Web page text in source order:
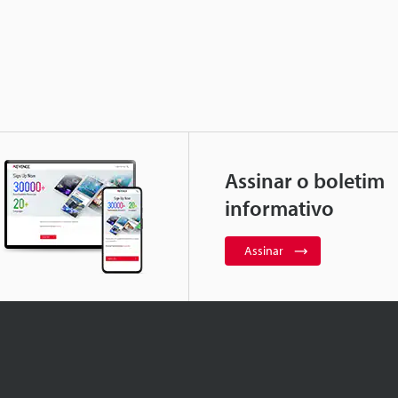
Assinar o boletim
informativo
Assinar